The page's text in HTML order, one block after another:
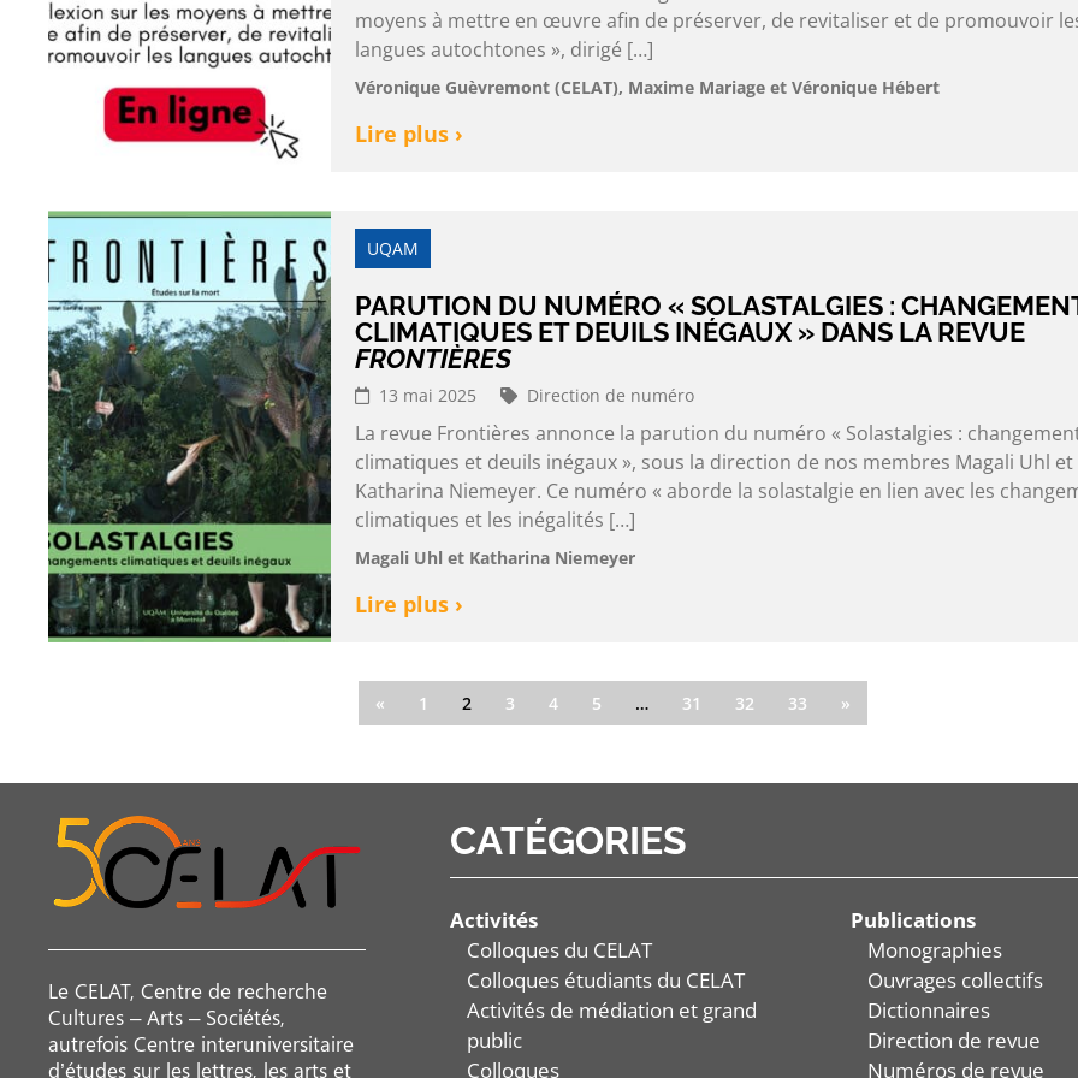
moyens à mettre en œuvre afin de préserver, de revitaliser et de promouvoir
langues autochtones », dirigé […]
Véronique Guèvremont (CELAT), Maxime Mariage et Véronique Hébert
Lire plus ›
UQAM
PARUTION DU NUMÉRO « SOLASTALGIES :
CLIMATIQUES ET DEUILS INÉGAUX » DANS LA REVUE
FRONTIÈRES
13 mai 2025 Direction de numéro
La revue Frontières annonce la parution du numéro « Solastalgies :
climatiques et deuils inégaux », sous la direction de nos membres Magali Uhl et
Katharina Niemeyer. Ce numéro « aborde la solastalgie en lien avec les
climatiques et les inégalités […]
Magali Uhl et Katharina Niemeyer
Lire plus ›
« 1 2 3 4 5 … 31 32 33 »
Le CELAT, Centre de recherche
Cultures – Arts – Sociétés,
autrefois Centre interuniversitaire
d’études sur les lettres, les arts et
CATÉGORIES
Activités
Colloques du CELAT
Colloques étudiants du CELAT
Activités de médiation et grand
public
Colloques
Publications
Monographies
Ouvrages collectifs
Dictionnaires
Direction de revue
Numéros de revue